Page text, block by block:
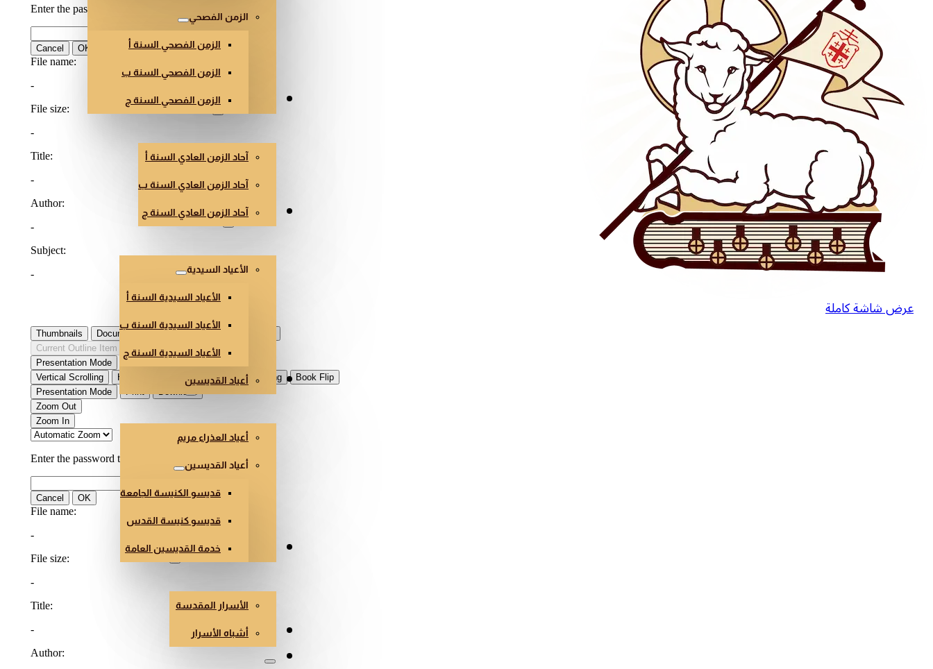
الزمن الفصحي
الزمن الفصحي السنة أ
الزمن الفصحي السنة ب
الزمن الفصحي السنة ج الزمن العادي
آحاد الزمن العادي السنة أ
آحاد الزمن العادي السنة ب
آحاد الزمن العادي السنة جأعياد أخرى
الأعياد السيدية
الأعياد السيدية السنة أ
الأعياد السيدية السنة ب
الأعياد السيدية السنة ج
أعياد القديسين
العذراء والقديسون
أعياد العذراء مريم
أعياد القديسين
قديسو الكنيسة الجامعة
قديسو كنيسة القدس
خدمة القديسين العامةالأسرار وأشباه الأسرار
الأسرار المقدسة
أشباه الأسرار
هندسة وفن الكنائس
عرض شاشة كاملة